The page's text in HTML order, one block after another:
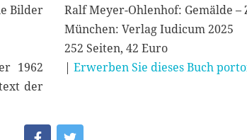
Bilder
1962
der
Ralf Meyer-Ohlenhof: Gemälde
München: Verlag Iudicum 2025
252 Seiten, 42 Euro
| Erwerben Sie dieses Buch